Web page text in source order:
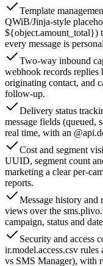
Template
QWiB/Jinja-style
${object.amount_total})
every message is
Two-way inbound
webhook records replies
originating contact, and
follow-up.
Delivery status
message fields (queued,
real time, with an
Cost and segment
UUID, segment count
marketing a clear per-
reports.
Message history
views over the
campaign, status and
Security and access
ir.model.access.csv
vs SMS Manager), with